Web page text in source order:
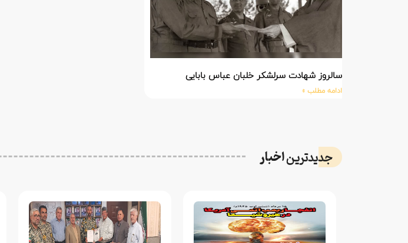
سالروز شهادت سرلشکر خلبان عباس بابایی
ادامه مطلب »
جدیدتریناخبار